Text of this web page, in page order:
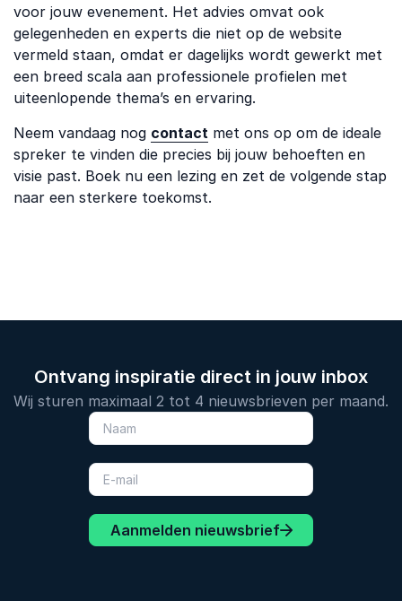
voor jouw evenement. Het advies omvat ook
gelegenheden en experts die niet op de website
vermeld staan, omdat er dagelijks wordt gewerkt met
een breed scala aan professionele profielen met
uiteenlopende thema’s en ervaring.
Neem vandaag nog contact met ons op om de ideale
spreker te vinden die precies bij jouw behoeften en
visie past. Boek nu een lezing en zet de volgende stap
naar een sterkere toekomst.
Ontvang inspiratie direct in jouw inbox
Wij sturen maximaal 2 tot 4 nieuwsbrieven per maand.
Aanmelden nieuwsbrief